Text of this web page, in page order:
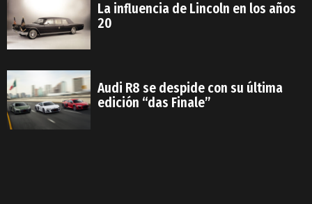
La influencia de Lincoln en los años
20
Audi R8 se despide con su última
edición “das Finale”